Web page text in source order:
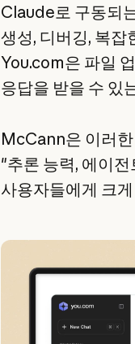
Claude로 구동되
생성, 디버깅, 복잡
You.com은 파일
응답을 받을 수 있
McCann은 이러
"추론 능력, 에이
사용자들에게 크